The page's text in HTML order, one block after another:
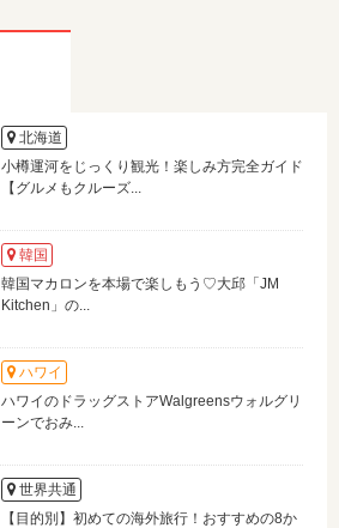
北海道
小樽運河をじっくり観光！楽しみ方完全ガイド
【グルメもクルーズ...
韓国
韓国マカロンを本場で楽しもう♡大邱「JM
Kitchen」の...
ハワイ
ハワイのドラッグストアWalgreensウォルグリ
ーンでおみ...
世界共通
【目的別】初めての海外旅行！おすすめの8か